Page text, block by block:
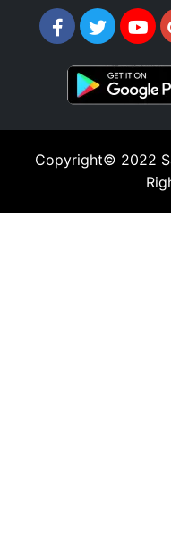
Copyright© 2022